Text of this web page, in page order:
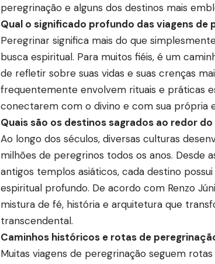
peregrinação e alguns dos destinos mais
Qual o significado profundo das viagens de
Peregrinar significa mais do que
busca espiritual. Para muitos fiéis, é um
de refletir sobre suas vidas e suas crenças
frequentemente envolvem rituais e práticas
conectarem com o divino e com sua própria
Quais são os destinos sagrados ao redor do
Ao longo dos séculos, diversas culturas
milhões de peregrinos todos os anos. Desde
antigos templos asiáticos, cada destino
espiritual profundo. De acordo com Renzo
mistura de fé, história e arquitetura que
transcendental.
Caminhos históricos e rotas de
Muitas viagens de peregrinação seguem